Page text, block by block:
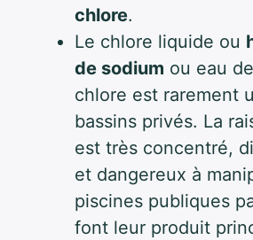
chlore.
Le chlore liquide ou
de sodium ou eau
chlore est rarement
bassins privés. La
est très concentré,
et dangereux à
piscines publiques
font leur produit